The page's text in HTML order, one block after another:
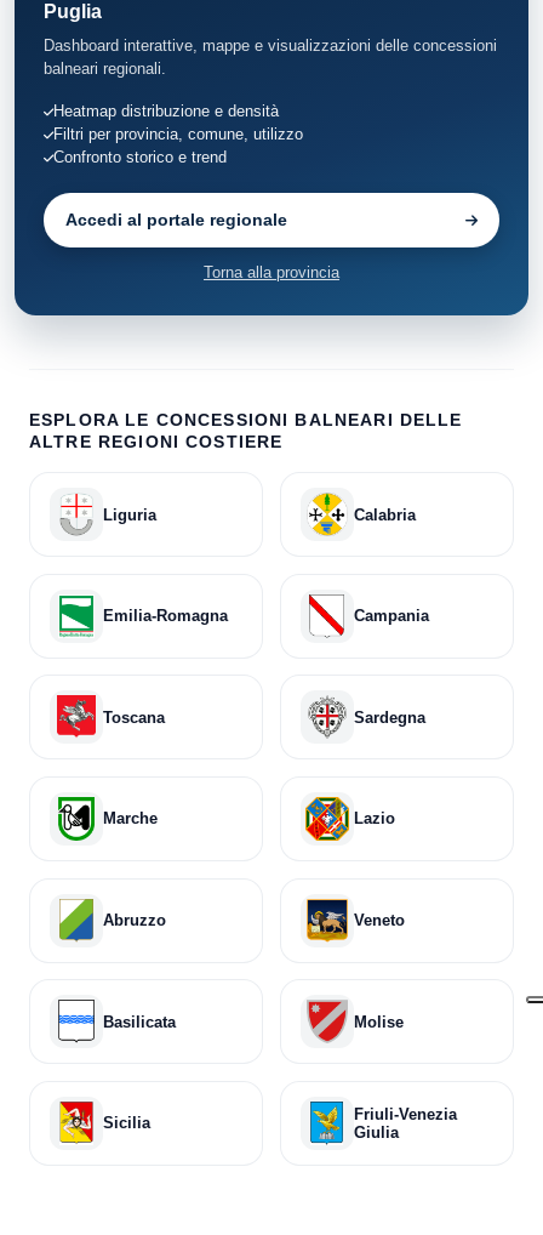
Puglia
Dashboard interattive, mappe e visualizzazioni delle concessioni
balneari regionali.
Heatmap distribuzione e densità
Filtri per provincia, comune, utilizzo
Confronto storico e trend
Accedi al portale regionale
Torna alla provincia
ESPLORA LE CONCESSIONI BALNEARI DELLE
ALTRE REGIONI COSTIERE
Liguria Calabria
Emilia-Romagna Campania
Toscana Sardegna
Marche Lazio
Abruzzo Veneto
Basilicata Molise
Sicilia
Friuli-Venezia
Giulia